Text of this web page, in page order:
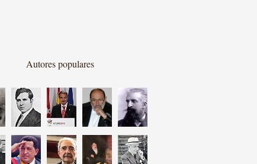
Autores populares